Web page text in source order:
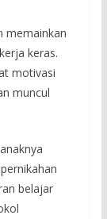
memainkan
keras.
motivasi
muncul
belajar